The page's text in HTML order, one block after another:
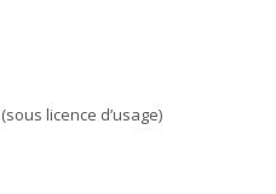
licence d’usage)